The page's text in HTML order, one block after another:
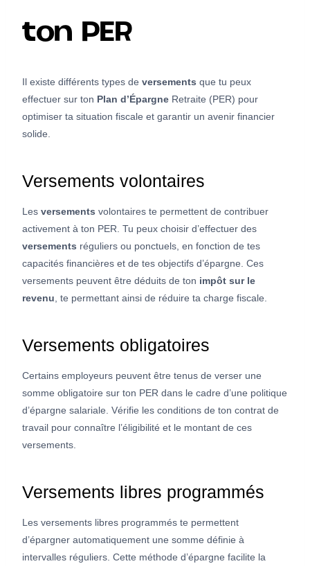
ton PER
Il existe différents types de versements que tu peux
effectuer sur ton Plan d’Épargne Retraite (PER) pour
optimiser ta situation fiscale et garantir un avenir financier
solide.
Versements volontaires
Les versements volontaires te permettent de contribuer
activement à ton PER. Tu peux choisir d’effectuer des
versements réguliers ou ponctuels, en fonction de tes
capacités financières et de tes objectifs d’épargne. Ces
versements peuvent être déduits de ton impôt sur le
revenu , te permettant ainsi de réduire ta charge fiscale.
Versements obligatoires
Certains employeurs peuvent être tenus de verser une
somme obligatoire sur ton PER dans le cadre d’une politique
d’épargne salariale. Vérifie les conditions de ton contrat de
travail pour connaître l’éligibilité et le montant de ces
versements.
Versements libres programmés
Les versements libres programmés te permettent
d’épargner automatiquement une somme définie à
intervalles réguliers. Cette méthode d’épargne facilite la